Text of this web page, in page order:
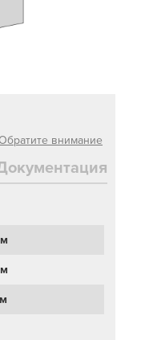
внимание